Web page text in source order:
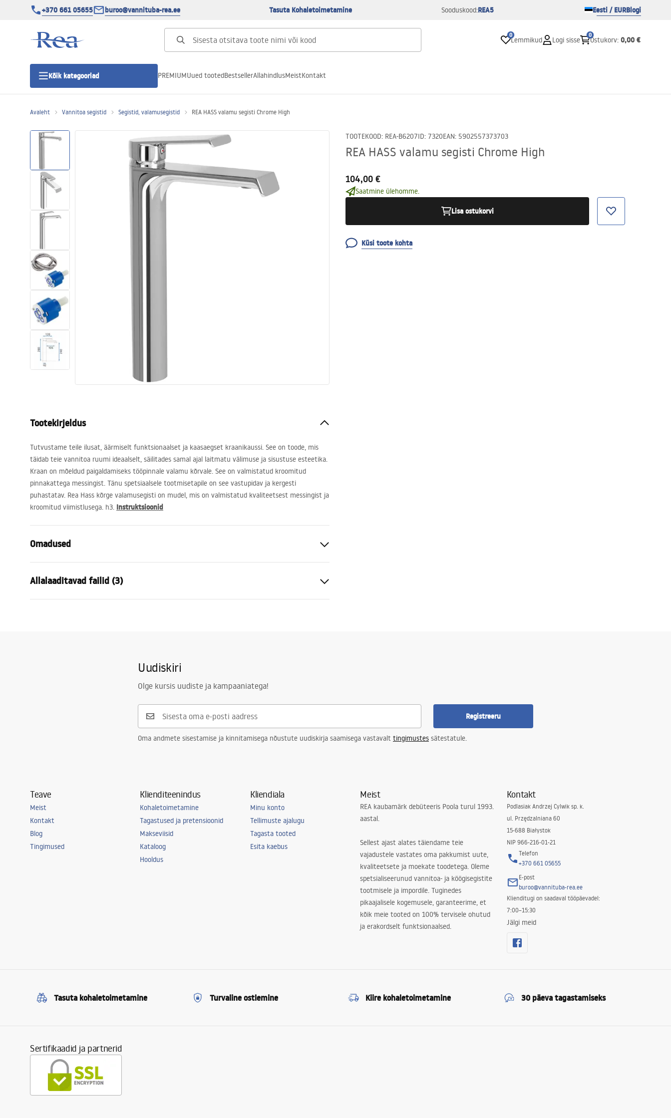
+370 661 05655 buroo@vannituba-rea.ee Tasuta Kohaletoimetamine Sooduskood:REA5 Eesti / EURBlogi
0
Lemmikud Logi sisse
0
Ostukorv: 0,00 €
Kõik kategooriad
Lineaarne duši äravool
Vannid ja ekraanid
Vannitoas dušid
PREMIUMUued tootedBestsellerAllahindlusMeistKontakt
Avaleht Vannitoa segistid Segistid, valamusegistid REA HASS valamu segisti Chrome High
TOOTEKOOD: REA-B6207ID: 7320EAN: 5902557373703
REA HASS valamu segisti Chrome High
104,00 €
Saatmine ülehomme.
Lisa ostukorvi
Küsi toote kohta
Tootekirjeldus
Tutvustame teile ilusat, äärmiselt funktsionaalset ja kaasaegset kraanikaussi. See on toode, mis
täidab teie vannitoa ruumi ideaalselt, säilitades samal ajal laitmatu välimuse ja sisustuse esteetika.
Kraan on mõeldud paigaldamiseks tööpinnale valamu kõrvale. See on valmistatud kroomitud
pinnakattega messingist. Tänu spetsiaalsele tootmisetapile on see vastupidav ja kergesti
puhastatav. Rea Hass kõrge valamusegisti on mudel, mis on valmistatud kvaliteetsest messingist ja
kroomitud viimistlusega. h3. Instruktsioonid
Omadused
Paigaldusviis
Värv
Chrome
Chrome plating
5 aastat
Allalaaditavad failid (3)
Safety_Information_Faucets.pdf
Uudiskiri
Olge kursis uudiste ja kampaaniatega!
Registreeru
Oma andmete sisestamise ja kinnitamisega nõustute uudiskirja saamisega vastavalt tingimustes sätestatule.
Teave
Meist
Kontakt
Blog
Tingimused
Klienditeenindus
Kohaletoimetamine
Tagastused ja pretensioonid
Makseviisid
Kataloog
Hooldus
Kliendiala
Minu konto
Tellimuste ajalugu
Tagasta tooted
Esita kaebus
Meist
REA kaubamärk debüteeris Poola turul 1993.
aastal.
Sellest ajast alates täiendame teie
vajadustele vastates oma pakkumist uute,
kvaliteetsete ja moekate toodetega. Oleme
spetsialiseerunud vannitoa- ja köögisegistite
tootmisele ja impordile. Tuginedes
pikaajalisele kogemusele, garanteerime, et
kõik meie tooted on 100% tervisele ohutud
ja erakordselt funktsionaalsed.
Kontakt
Podlasiak Andrzej Cylwik sp. k.
ul. Przędzalniana 60
15-688 Białystok
NIP 966-216-01-21
Telefon
+370 661 05655
E-post
buroo@vannituba-rea.ee
Klienditugi on saadaval tööpäevadel:
7:00–15:30
Jälgi meid
Tasuta kohaletoimetamine Turvaline ostlemine Kiire kohaletoimetamine 30 päeva tagastamiseks
Sertifikaadid ja partnerid